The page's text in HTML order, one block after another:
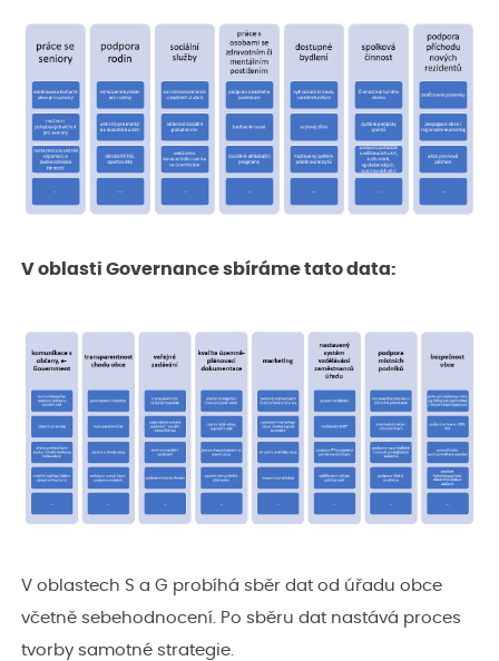
V oblasti Governance sbíráme tato data:
V oblastech S a G probíhá sběr dat od úřadu obce
včetně sebehodnocení. Po sběru dat nastává proces
tvorby samotné strategie.